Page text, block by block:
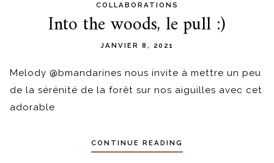
COLLABORATIONS
Into the woods, le pull :)
JANVIER 8, 2021
Melody @bmandarines nous invite à mettre un peu
de la sérénité de la forêt sur nos aiguilles avec cet
adorable
CONTINUE READING